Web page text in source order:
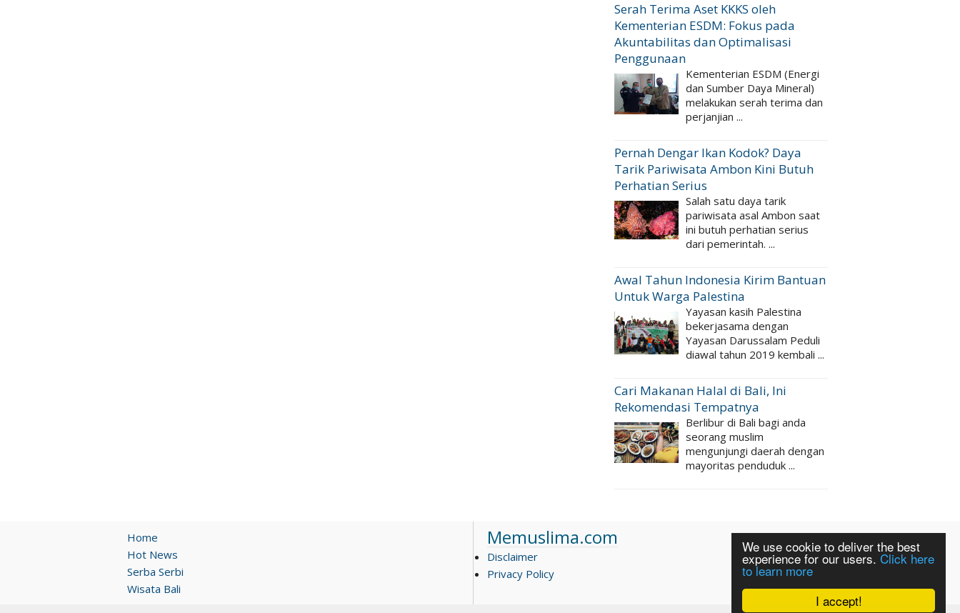
I accept!
We use cookie to deliver the best
experience for our users. Click here
to learn more
Serah Terima Aset KKKS oleh
Kementerian ESDM: Fokus pada
Akuntabilitas dan Optimalisasi
Penggunaan
Kementerian ESDM (Energi
dan Sumber Daya Mineral)
melakukan serah terima dan
perjanjian ...
Pernah Dengar Ikan Kodok? Daya
Tarik Pariwisata Ambon Kini Butuh
Perhatian Serius
Salah satu daya tarik
pariwisata asal Ambon saat
ini butuh perhatian serius
dari pemerintah. ...
Awal Tahun Indonesia Kirim Bantuan
Untuk Warga Palestina
Yayasan kasih Palestina
bekerjasama dengan
Yayasan Darussalam Peduli
diawal tahun 2019 kembali ...
Cari Makanan Halal di Bali, Ini
Rekomendasi Tempatnya
Berlibur di Bali bagi anda
seorang muslim
mengunjungi daerah dengan
mayoritas penduduk ...
Home
Hot News
Serba Serbi
Wisata Bali
Memuslima.com
Disclaimer
Privacy Policy